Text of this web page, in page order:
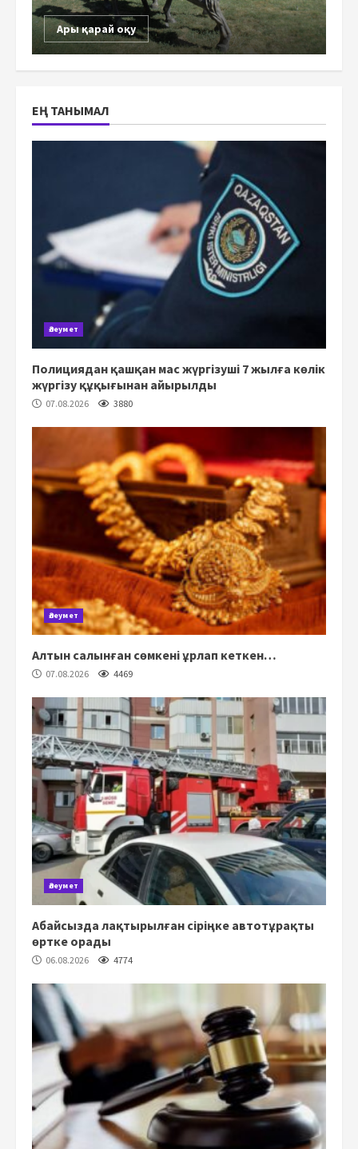
Ары қарай оқу
ЕҢ ТАНЫМАЛ
Әлеумет
Полициядан қашқан мас жүргізуші 7 жылға көлік
жүргізу құқығынан айырылды
07.08.2026 3880
Әлеумет
Алтын салынған сөмкені ұрлап кеткен…
07.08.2026 4469
Әлеумет
Абайсызда лақтырылған сіріңке автотұрақты
өртке орады
06.08.2026 4774